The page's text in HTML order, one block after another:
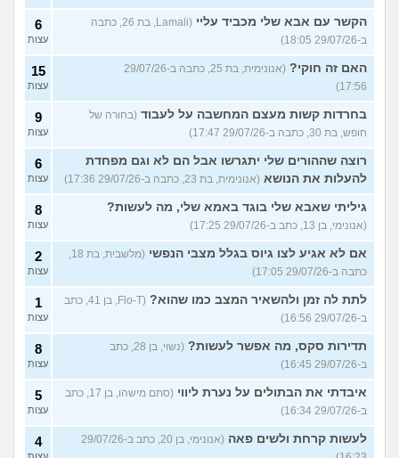
הקשר עם אבא שלי מכביד עליי
(Lamali, בת 26, כתבה
ב-29/07/26 18:05)
6
עצות
האם זה חוקי?
(אנונימית, בת 25, כתבה ב-29/07/26
17:56)
15
עצות
בחרדות קשות מעצם המחשבה על לעבוד (בחורה של
חופש, בת 30, כתבה ב-29/07/26 17:47)
9
עצות
רוצה שההורים שלי יתגרשו אבל הם לא וגם מפחדת
להעלות את הנושא (אנונימית, בת 23, כתבה ב-29/07/26 17:36)
6
עצות
גיליתי שאבא שלי בוגד באמא שלי, מה לעשות?
(אנונימי, בן 13, כתב ב-29/07/26 17:25)
8
עצות
אם לא אגיע לצו גיוס בגלל מצבי הנפשי
(מלשבית, בת 18,
כתבה ב-29/07/26 17:05)
2
עצות
לתת לה זמן ולהשאיר המצב כמו שהוא?
(Flo-T, בן 41, כתב
ב-29/07/26 16:56)
1
עצות
תדירות סקס, מה אפשר לעשות?
(נשוי, בן 28, כתב
ב-29/07/26 16:45)
8
עצות
איבדתי את הבתולים על נערת ליווי
(סתם מישהו, בן 17, כתב
ב-29/07/26 16:34)
5
עצות
לעשות קרחת ולשים פאה
(אנונימי, בן 20, כתב ב-29/07/26
4